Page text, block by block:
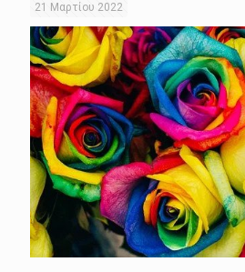
21 Μαρτίου 2022